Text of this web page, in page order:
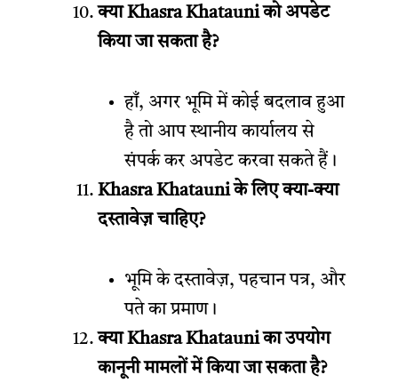
क्या Khasra Khatauni को अपडेट
किया जा सकता है?
हाँ, अगर भूमि में कोई बदलाव हुआ
है तो आप स्थानीय कार्यालय से
संपर्क कर अपडेट करवा सकते हैं।
Khasra Khatauni के लिए क्या-क्या
दस्तावेज़ चाहिए?
भूमि के दस्तावेज़, पहचान पत्र, और
पते का प्रमाण।
क्या Khasra Khatauni का उपयोग
कानूनी मामलों में किया जा सकता है?